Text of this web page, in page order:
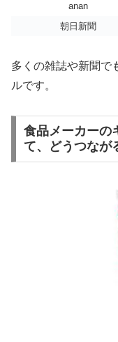
anan
朝日新聞
多くの雑誌や新聞で
ルです。
食品メーカーの
て、どうつなが